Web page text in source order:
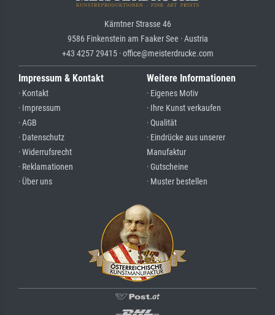
Kärntner Strasse 46
9586 Finkenstein am Faaker See · Austria
+43 4257 29415 · office@meisterdrucke.com
Impressum & Kontakt
· Kontakt
· Impressum
· AGB
· Datenschutz
· Widerrufsrecht
· Reklamationen
· Über uns
Weitere Informationen
· Eigenes Motiv
· Ihre Kunst verkaufen
· Qualität
· Eindrücke aus unserer
Manufaktur
· Gutscheine
· Muster bestellen